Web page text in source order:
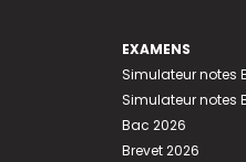
EXAMENS
Simulateur notes
Simulateur notes
Bac 2026
Brevet 2026